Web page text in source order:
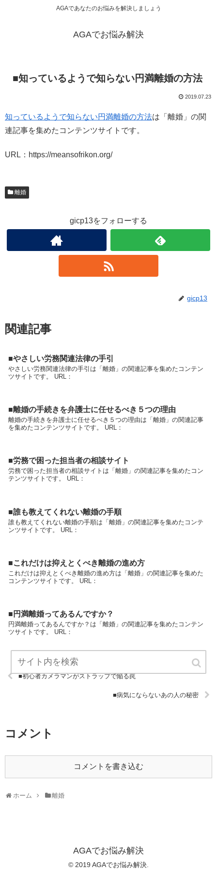
AGAであなたのお悩みを解決しましょう
AGAでお悩み解決
■知っているようで知らない円満離婚の方法
2019.07.23
知っているようで知らない円満離婚の方法は「離婚」の関
連記事を集めたコンテンツサイトです。
URL：https://meansofrikon.org/
離婚
gicp13をフォローする
gicp13
関連記事
■やさしい労務関連法律の手引
やさしい労務関連法律の手引は「離婚」の関連記事を集めたコンテン
ツサイトです。 URL：
■離婚の手続きを弁護士に任せるべき５つの理由
離婚の手続きを弁護士に任せるべき５つの理由は「離婚」の関連記事
を集めたコンテンツサイトです。 URL：
■労務で困った担当者の相談サイト
労務で困った担当者の相談サイトは「離婚」の関連記事を集めたコン
テンツサイトです。 URL：
■誰も教えてくれない離婚の手順
誰も教えてくれない離婚の手順は「離婚」の関連記事を集めたコンテ
ンツサイトです。 URL：
■これだけは抑えとくべき離婚の進め方
これだけは抑えとくべき離婚の進め方は「離婚」の関連記事を集めた
コンテンツサイトです。 URL：
■円満離婚ってあるんですか？
円満離婚ってあるんですか？は「離婚」の関連記事を集めたコンテン
ツサイトです。 URL：
■初心者カメラマンがストラップで陥る罠
■病気にならないあの人の秘密
コメント
コメントを書き込む
ホーム 離婚
AGAでお悩み解決
© 2019 AGAでお悩み解決.